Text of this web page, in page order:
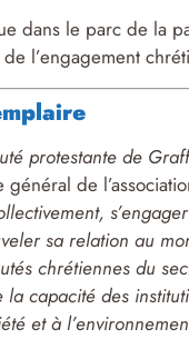
dans le parc de la
l’engagement
protestante de
général de
sa relation au
chrétiennes du
capacité des
et à